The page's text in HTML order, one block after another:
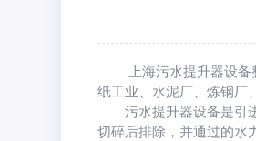
上海污水提升器设备整
纸工业、水泥厂、炼钢厂
污水提升器设备是引进
切碎后排除，并通过的水